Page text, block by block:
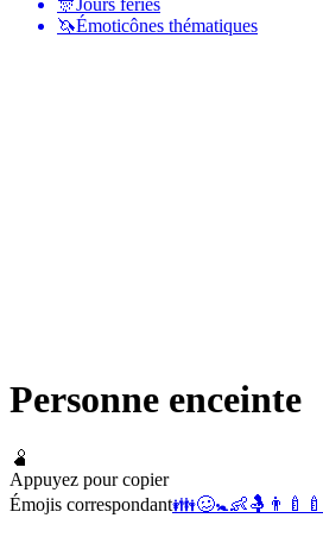
🎊Jours fériés
🦄Émoticônes thématiques
Personne enceinte
🫄
Appuyez pour copier
Émojis correspondant👪🥴🚼👶🤱 👨‍🍼 🍼